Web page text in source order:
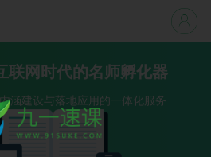
联网时代的名师孵化器
涵建设与落地应用的一体化服务